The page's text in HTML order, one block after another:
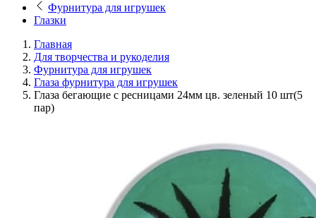
Фурнитура для игрушек
Глазки
Главная
Для творчества и рукоделия
Фурнитура для игрушек
Глаза фурнитура для игрушек
Глаза бегающие с ресницами 24мм цв. зеленый 10 шт(5
пар)